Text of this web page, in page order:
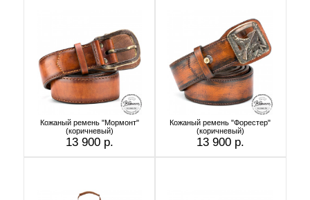
Кожаный ремень "Мормонт"
(коричневый)
13 900 р.
Кожаный ремень "Форестер"
(коричневый)
13 900 р.